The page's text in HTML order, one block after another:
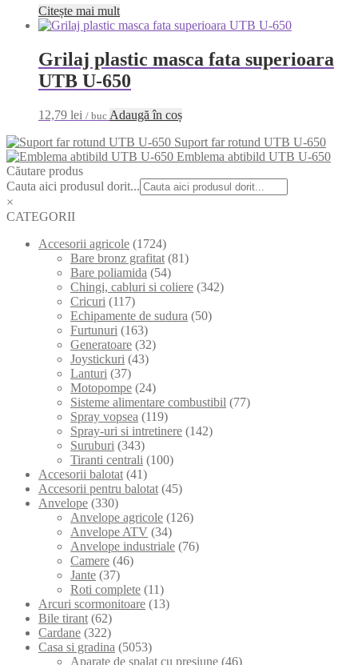
Citește mai mult
Grilaj plastic masca fata superioara
UTB U-650
12,79 lei / buc Adaugă în coș
Suport far rotund UTB U-650
Emblema abtibild UTB U-650
Căutare produs
Cauta aici produsul dorit...
×
CATEGORII
Accesorii agricole (1724)
Bare bronz grafitat (81)
Bare poliamida (54)
Chingi, cabluri si coliere (342)
Cricuri (117)
Echipamente de sudura (50)
Furtunuri (163)
Generatoare (32)
Joystickuri (43)
Lanturi (37)
Motopompe (24)
Sisteme alimentare combustibil (77)
Spray vopsea (119)
Spray-uri si intretinere (142)
Suruburi (343)
Tiranti centrali (100)
Accesorii balotat (41)
Accesorii pentru balotat (45)
Anvelope (330)
Anvelope agricole (126)
Anvelope ATV (34)
Anvelope industriale (76)
Camere (46)
Jante (37)
Roti complete (11)
Arcuri scormonitoare (13)
Bile tirant (62)
Cardane (322)
Casa si gradina (5053)
Aparate de spalat cu presiune (46)